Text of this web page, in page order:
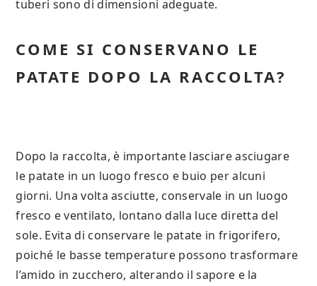
tuberi sono di dimensioni adeguate.
COME SI CONSERVANO LE
PATATE DOPO LA RACCOLTA?
Dopo la raccolta, è importante lasciare asciugare
le patate in un luogo fresco e buio per alcuni
giorni. Una volta asciutte, conservale in un luogo
fresco e ventilato, lontano dalla luce diretta del
sole. Evita di conservare le patate in frigorifero,
poiché le basse temperature possono trasformare
l’amido in zucchero, alterando il sapore e la